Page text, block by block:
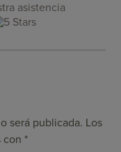
asistencia
será publicada. Los
con *